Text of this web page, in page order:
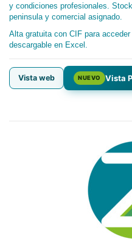
y condiciones profesionales.
peninsula y comercial asignado.
Alta gratuita con CIF para
descargable en Excel.
Vista web NUEVO Vista